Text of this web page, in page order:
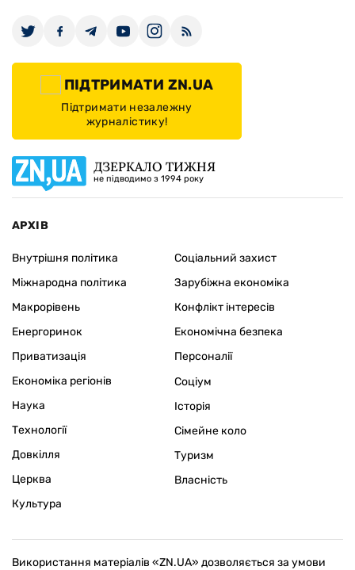
ПІДТРИМАТИ ZN.UA
Підтримати незалежну
журналістику!
ДЗЕРКАЛО ТИЖНЯ
не підводимо з 1994 року
АРХІВ
Внутрішня політика
Міжнародна політика
Макрорівень
Енергоринок
Приватизація
Економіка регіонів
Соціальний захист
Зарубіжна економіка
Конфлікт інтересів
Економічна безпека
Персоналії
Наука
Технології
Довкілля
Церква
Культура
Соціум
Історія
Сімейне коло
Туризм
Власність
Використання матеріалів «ZN.UA» дозволяється за умови